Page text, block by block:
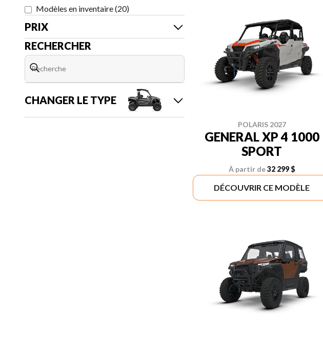
Modèles en inventaire(20)
PRIX
RECHERCHER
CHANGER LE TYPE
POLARIS 2027
GENERAL XP 4 1000
SPORT
À partir de32 299 $
DÉCOUVRIR CE MODÈLE